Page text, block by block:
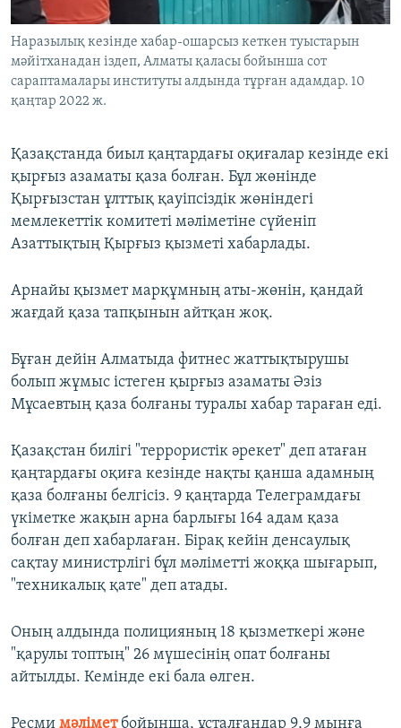
Наразылық кезінде хабар-ошарсыз кеткен туыстарын
мәйітханадан іздеп, Алматы қаласы бойынша сот
сараптамалары институты алдында тұрған адамдар. 10
қаңтар 2022 ж.
Қазақстанда биыл қаңтардағы оқиғалар кезінде екі
қырғыз азаматы қаза болған. Бұл жөнінде
Қырғызстан ұлттық қауіпсіздік жөніндегі
мемлекеттік комитеті мәліметіне сүйеніп
Азаттықтың Қырғыз қызметі хабарлады.
Арнайы қызмет марқұмның аты-жөнін, қандай
жағдай қаза тапқынын айтқан жоқ.
Бұған дейін Алматыда фитнес жаттықтырушы
болып жұмыс істеген қырғыз азаматы Әзіз
Мұсаевтың қаза болғаны туралы хабар тараған еді.
Қазақстан билігі "террористік әрекет" деп атаған
қаңтардағы оқиға кезінде нақты қанша адамның
қаза болғаны белгісіз. 9 қаңтарда Телеграмдағы
үкіметке жақын арна барлығы 164 адам қаза
болған деп хабарлаған. Бірақ кейін денсаулық
сақтау министрлігі бұл мәліметті жоққа шығарып,
"техникалық қате" деп атады.
Оның алдында полицияның 18 қызметкері және
"қарулы топтың" 26 мүшесінің опат болғаны
айтылды. Кемінде екі бала өлген.
Ресми мәліметбойынша, ұсталғандар 9,9 мыңға